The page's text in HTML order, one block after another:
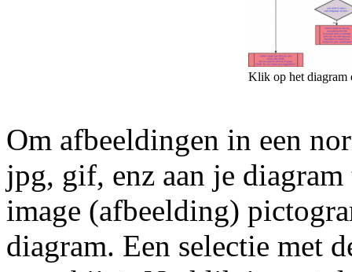
Klik op het diagram
Om afbeeldingen in een
jpg, gif, enz aan je
image (afbeelding)
diagram. Een selectie met